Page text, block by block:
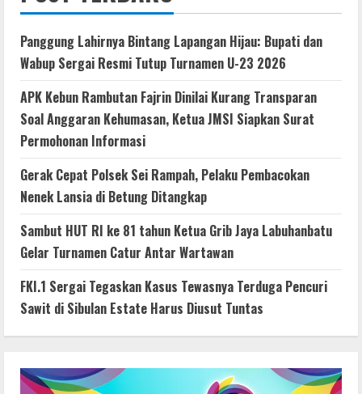
Panggung Lahirnya Bintang Lapangan Hijau: Bupati dan
Wabup Sergai Resmi Tutup Turnamen U-23 2026
APK Kebun Rambutan Fajrin Dinilai Kurang Transparan
Soal Anggaran Kehumasan, Ketua JMSI Siapkan Surat
Permohonan Informasi
Gerak Cepat Polsek Sei Rampah, Pelaku Pembacokan
Nenek Lansia di Betung Ditangkap
Sambut HUT RI ke 81 tahun Ketua Grib Jaya Labuhanbatu
Gelar Turnamen Catur Antar Wartawan
FKI.1 Sergai Tegaskan Kasus Tewasnya Terduga Pencuri
Sawit di Sibulan Estate Harus Diusut Tuntas